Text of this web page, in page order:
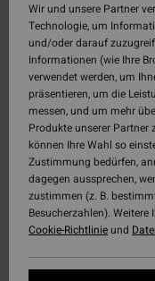
Wir und unsere Partner
Technologie, um
und/oder darauf
Informationen (wie Ihre
verwendet werden, um
präsentieren, um die
messen, und um mehr
Produkte unserer Partner
können Ihre Wahl so
Zustimmung bedürfen,
dagegen aussprechen,
zustimmen (z. B.
Besucherzahlen).
Cookie-Richtlinieund